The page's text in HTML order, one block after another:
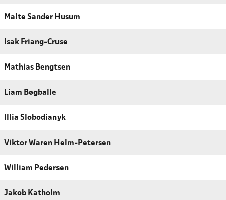
Malte Sander Husum
Isak Friang-Cruse
Mathias Bengtsen
Liam Bøgballe
Illia Slobodianyk
Viktor Waren Helm-Petersen
William Pedersen
Jakob Katholm